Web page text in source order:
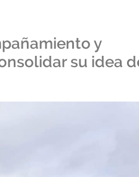
y
su idea